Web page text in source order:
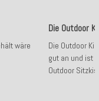
wäre
Die Outdoor
Die Outdoor
gut an und ist
Outdoor